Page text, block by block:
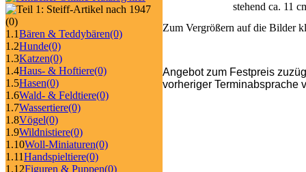
(0)
1.1Bären & Teddybären(0)
1.2Hunde(0)
1.3Katzen(0)
1.4Haus- & Hoftiere(0)
1.5Hasen(0)
1.6Wald- & Feldtiere(0)
1.7Wassertiere(0)
1.8Vögel(0)
1.9Wildnistiere(0)
1.10Woll-Miniaturen(0)
1.11Handspieltiere(0)
1.12Figuren & Puppen(0)
stehend ca. 11
Zum Vergrößern auf die Bilder
Angebot zum Festpreis
vorheriger Terminabsprache